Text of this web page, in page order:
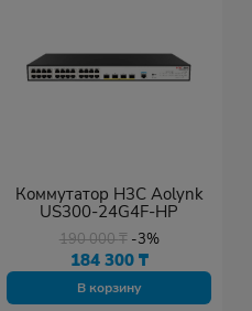
Коммутатор H3C Aolynk
US300-24G4F-HP
190 000₸ -3%
184 300 ₸
В корзину